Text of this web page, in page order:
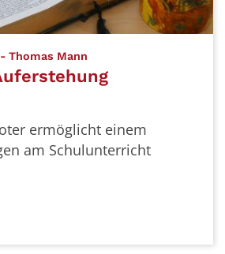
Thomas Mann
ermöglicht einem
am Schulunterricht